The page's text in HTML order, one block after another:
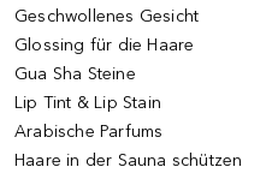
Geschwollenes Gesicht
Glossing für die Haare
Gua Sha Steine
Lip Tint & Lip Stain
Arabische Parfums
Haare in der Sauna schützen